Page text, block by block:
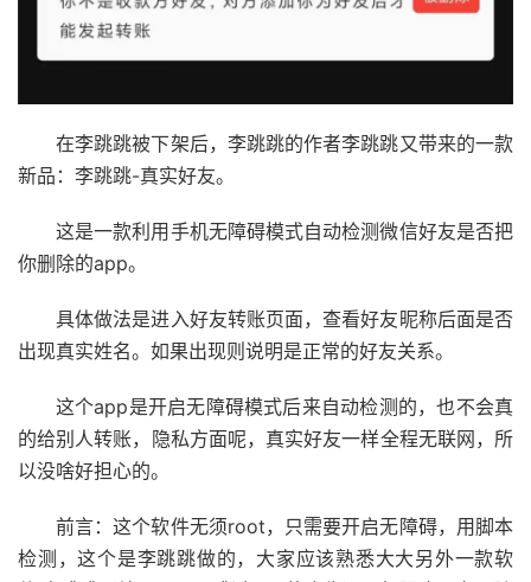
在李跳跳被下架后，李跳跳的作者李跳跳又带来的一款
新品：李跳跳-真实好友。
这是一款利用手机无障碍模式自动检测微信好友是否把
你删除的app。
具体做法是进入好友转账页面，查看好友昵称后面是否
出现真实姓名。如果出现则说明是正常的好友关系。
这个app是开启无障碍模式后来自动检测的，也不会真
的给别人转账，隐私方面呢，真实好友一样全程无联网，所
以没啥好担心的。
前言：这个软件无须root，只需要开启无障碍，用脚本
检测，这个是李跳跳做的，大家应该熟悉大大另外一款软